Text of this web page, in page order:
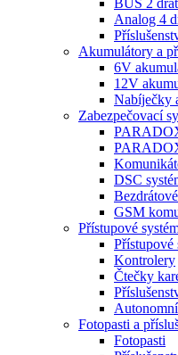
BUS 2
Analog 4
Akumulátory a
6V
12V
Nabíječky
Zabezpečovací
DSC
GSM
Přístupové
Přístupové
Kontrolery
Čtečky
Fotopasti a
Fotopasti